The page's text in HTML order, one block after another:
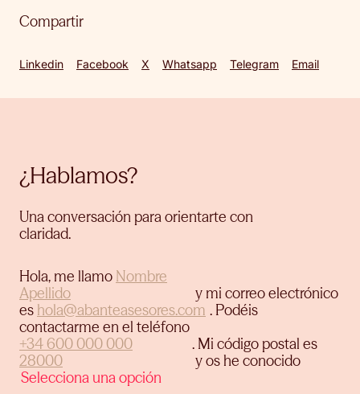
Compartir
Linkedin Facebook X Whatsapp Telegram Email
¿Hablamos?
Una conversación para orientarte con
claridad.
Hola, me llamo
y mi correo electrónico
es
. Podéis
contactarme en el teléfono
. Mi código postal es
y os he conocido